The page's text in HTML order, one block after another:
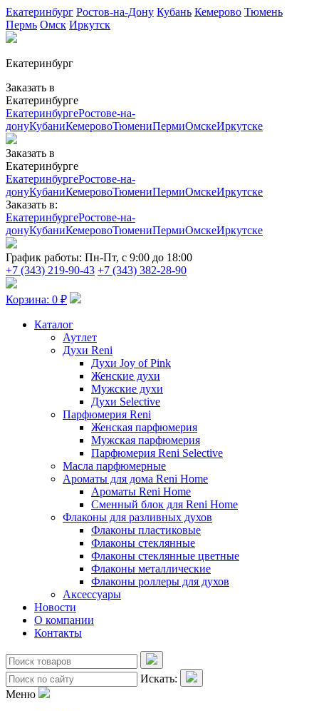
Екатеринбург Ростов-на-Дону Кубань Кемерово Тюмень
Пермь Омск Иркутск
Екатеринбург
Заказать в
Екатеринбурге
ЕкатеринбургеРостове-на-
донуКубаниКемеровоТюмениПермиОмскеИркутске
Заказать в
Екатеринбурге
ЕкатеринбургеРостове-на-
донуКубаниКемеровоТюмениПермиОмскеИркутске
Заказать в:
ЕкатеринбургеРостове-на-
донуКубаниКемеровоТюмениПермиОмскеИркутске
График работы: Пн-Пт, с 9:00 до 18:00
+7 (343) 219-90-43 +7 (343) 382-28-90
Корзина: 0 ₽
Каталог
Аутлет
Духи Reni
Духи Joy of Pink
Женские духи
Мужские духи
Духи Selective
Парфюмерия Reni
Женская парфюмерия
Мужская парфюмерия
Парфюмерия Reni Selective
Масла парфюмерные
Ароматы для дома Reni Home
Ароматы Reni Home
Сменный блок для Reni Home
Флаконы для разливных духов
Флаконы пластиковые
Флаконы стеклянные
Флаконы стеклянные цветные
Флаконы металлические
Флаконы роллеры для духов
Аксессуары
Новости
О компании
Контакты
Искать:
Меню